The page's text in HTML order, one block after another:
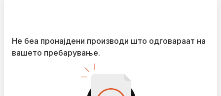
Не беа пронајдени производи што одговараат на
вашето пребарување.